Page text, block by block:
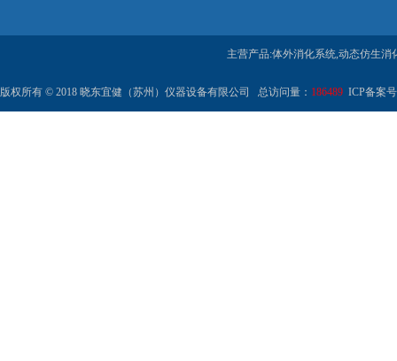
主营产品:体外消化系统,动态仿生消
版权所有 © 2018 晓东宜健（苏州）仪器设备有限公司 总访问量： 186489 ICP备案